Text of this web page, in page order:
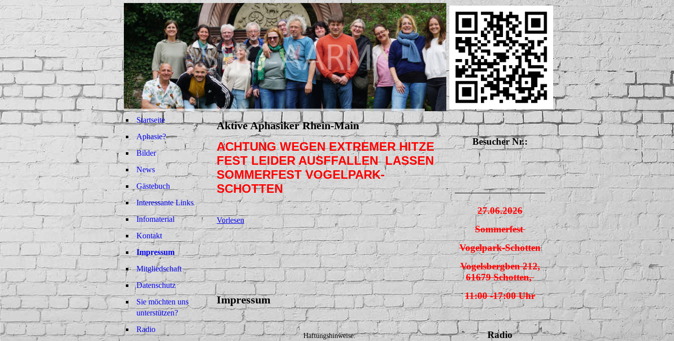
Startseite
Aphasie?
Bilder
News
Gästebuch
Interessante Links
Infomaterial
Kontakt
Impressum
Mitgliedschaft
Datenschutz
Sie möchten uns
unterstützen?
Radio
Aktive Aphasiker Rhein-Main
ACHTUNG WEGEN EXTREMER HITZE
FEST LEIDER AUSFFALLEN LASSEN
SOMMERFEST VOGELPARK-
SCHOTTEN
Impressum
Haftungshinweise:
Besucher Nr.:
27.06.2026
Sommerfest
Vogelpark-Schotten
Vogelsbergben 212,
61679 Schotten,
11:00 -17:00 Uhr
Radio